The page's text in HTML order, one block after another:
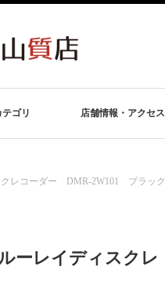
ゴリ 店舗情報・アクセス
レコーダー DMR-2W101 ブラック
レイディスクレ